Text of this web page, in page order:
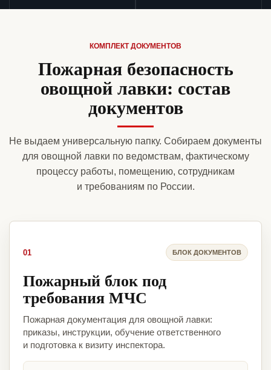
КОМПЛЕКТ ДОКУМЕНТОВ
Пожарная безопасность
овощной лавки: состав
документов
Не выдаем универсальную папку. Собираем документы
для овощной лавки по ведомствам, фактическому
процессу работы, помещению, сотрудникам
и требованиям по России.
01 БЛОК ДОКУМЕНТОВ
Пожарный блок под
требования МЧС
Пожарная документация для овощной лавки:
приказы, инструкции, обучение ответственного
и подготовка к визиту инспектора.